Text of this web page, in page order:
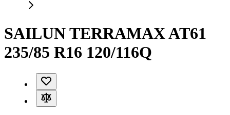
SAILUN TERRAMAX AT61
235/85 R16 120/116Q